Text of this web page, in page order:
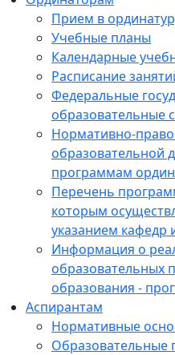
Прием в
Учебные планы
Календарные
Расписание
Федеральные
образовательные
Нормативно-
образовательной
программам
Перечень
которым
указанием кафедр
Информация о
образовательных
образования -
Аспирантам
Нормативные
Образовательные